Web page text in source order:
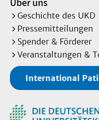
Geschichte des UKD
Pressemitteilungen
Spender & Förderer
Veranstaltungen &
International